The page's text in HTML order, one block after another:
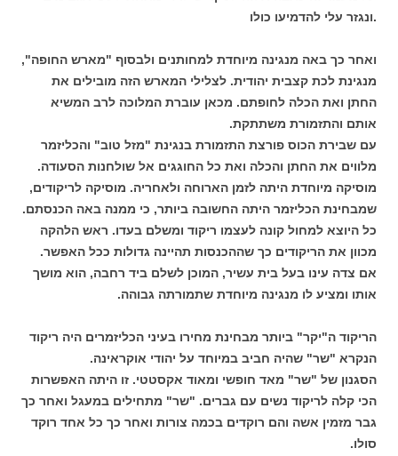
ונגזר עלי להדמיעו כולו.
ואחר כך באה מנגינה מיוחדת למחותנים ולבסוף "מארש החופה",
מנגינת לכת קצבית יהודית. לצלילי המארש הזה מובילים את
החתן ואת הכלה לחופתם. מכאן עוברת המלוכה לרב המשיא
אותם והתזמורת משתתקת.
עם שבירת הכוס פורצת התזמורת בנגינת "מזל טוב" והכליזמר
מלווים את החתן והכלה ואת כל החוגגים אל שולחנות הסעודה.
מוסיקה מיוחדת היתה לזמן הארוחה ולאחריה. מוסיקה לריקודים,
שמבחינת הכליזמר היתה החשובה ביותר, כי ממנה באה הכנסתם.
כל היוצא למחול קונה לעצמו ריקוד ומשלם בעדו. ראש הלהקה
מכוון את הריקודים כך שההכנסות תהיינה גדולות ככל האפשר.
אם צדה עינו בעל בית עשיר, המוכן לשלם ביד רחבה, הוא מושך
אותו ומציע לו מנגינה מיוחדת שתמורתה גבוהה.
הריקוד ה"יקר" ביותר מבחינת מחירו בעיני הכליזמרים היה ריקוד
הנקרא "שר" שהיה חביב במיוחד על יהודי אוקראינה.
הסגנון של "שר" מאד חופשי ומאוד אקסטטי. זו היתה האפשרות
הכי קלה לריקוד נשים עם גברים. "שר" מתחילים במעגל ואחר כך
גבר מזמין אשה והם רוקדים בכמה צורות ואחר כך כל אחד רוקד
סולו.